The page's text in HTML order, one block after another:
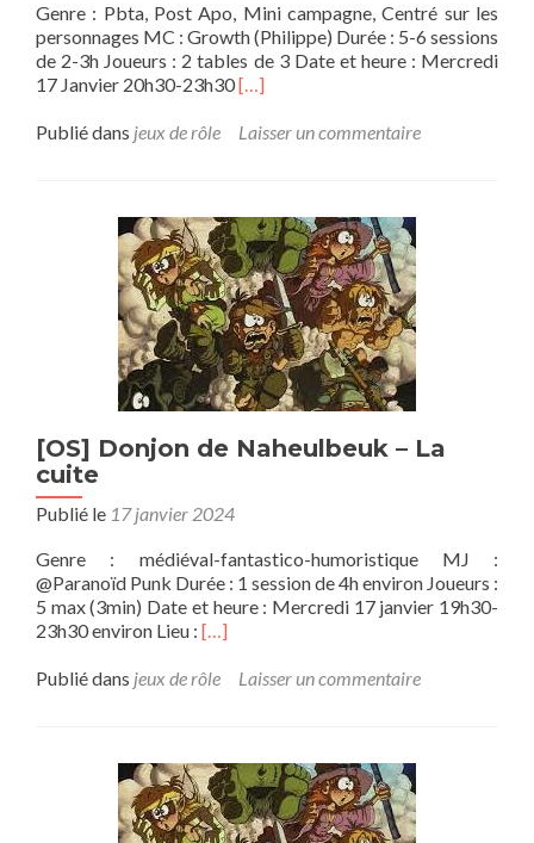
Genre : Pbta, Post Apo, Mini campagne, Centré sur les
personnages MC : Growth (Philippe) Durée : 5-6 sessions
de 2-3h Joueurs : 2 tables de 3 Date et heure : Mercredi
17 Janvier 20h30-23h30En
plus
–
Fallout
[…]
Publié dans jeux de rôle Laisser un commentaire
[OS] Donjon de Naheulbeuk – La
cuite
Publié le 17 janvier 2024
Genre : médiéval-fantastico-humoristique MJ :
@Paranoïd Punk Durée : 1 session de 4h environ Joueurs :
5 max (3min) Date et heure : Mercredi 17 janvier 19h30-
23h30 environ Lieu : En
plus
Naheulbeuk
–
La
[…]
Publié dans jeux de rôle Laisser un commentaire